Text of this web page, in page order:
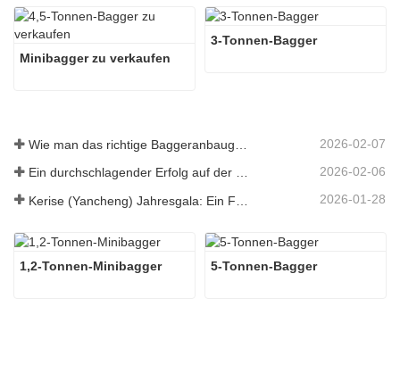
Minibagger zu verkaufen
3-Tonnen-Bagger
2026-02-07
Ein durchschlagender Erfolg auf der 138. Canton Fair! 2026-02-06
2026-01-28
1,2-Tonnen-Minibagger 5-Tonnen-Bagger